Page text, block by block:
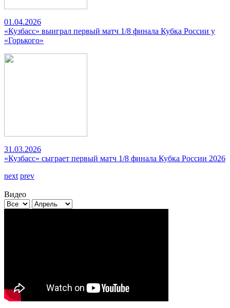
01.04.2026
«Кузбасс» выиграл первый матч 1/8 финала Кубка России у
«Горького»
31.03.2026
«Кузбасс» сыграет первый матч 1/8 финала Кубка России 2026
next prev
Видео